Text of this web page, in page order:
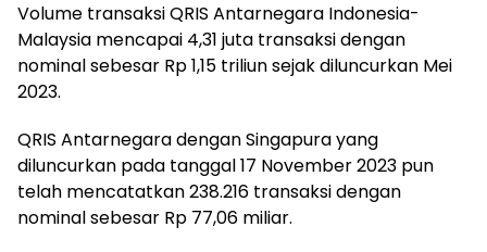
Volume transaksi QRIS Antarnegara Indonesia-
Malaysia mencapai 4,31 juta transaksi dengan
nominal sebesar Rp 1,15 triliun sejak diluncurkan Mei
2023.
QRIS Antarnegara dengan Singapura yang
diluncurkan pada tanggal 17 November 2023 pun
telah mencatatkan 238.216 transaksi dengan
nominal sebesar Rp 77,06 miliar.